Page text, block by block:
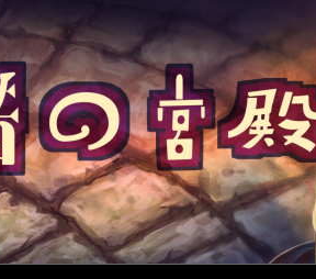
ン
テ
ン
ツ
へ
ス
キ
ッ
プ